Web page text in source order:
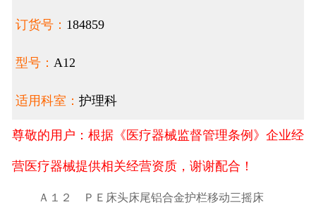
订货号： 184859
型号： A12
适用科室： 护理科
尊敬的用户：根据《医疗器械监督管理条例》企业经
营医疗器械提供相关经营资质，谢谢配合！
Ａ１２ ＰＥ床头床尾铝合金护栏移动三摇床